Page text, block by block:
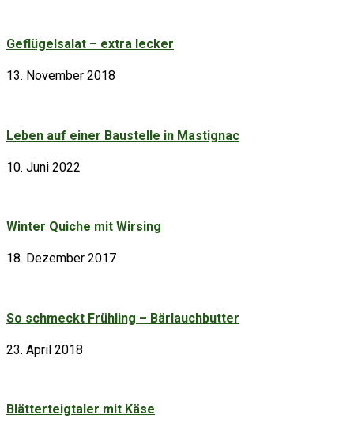
Geflügelsalat – extra lecker
13. November 2018
Leben auf einer Baustelle in Mastignac
10. Juni 2022
Winter Quiche mit Wirsing
18. Dezember 2017
So schmeckt Frühling – Bärlauchbutter
23. April 2018
Blätterteigtaler mit Käse